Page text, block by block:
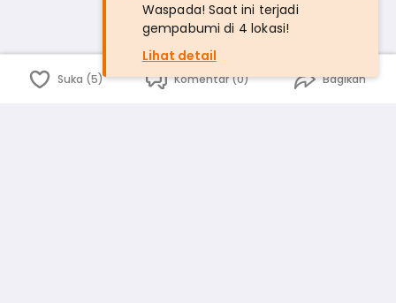
Suka (5) Komentar (0) Bagikan
Waspada! Saat ini terjadi
gempabumi di 4 lokasi!
Lihat detail